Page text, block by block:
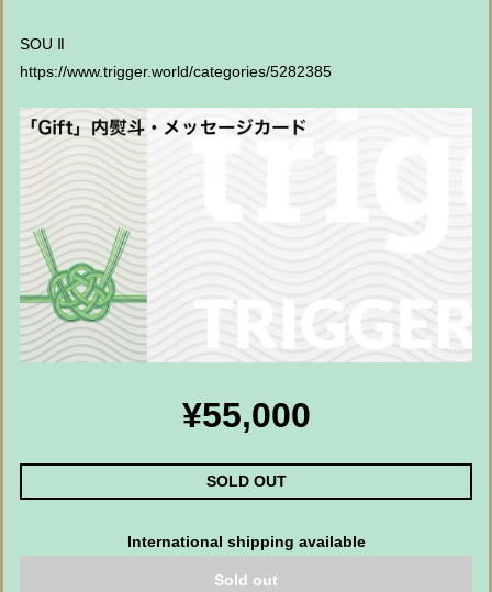
SOU Ⅱ
https://www.trigger.world/categories/5282385
¥55,000
SOLD OUT
International shipping available
Sold out